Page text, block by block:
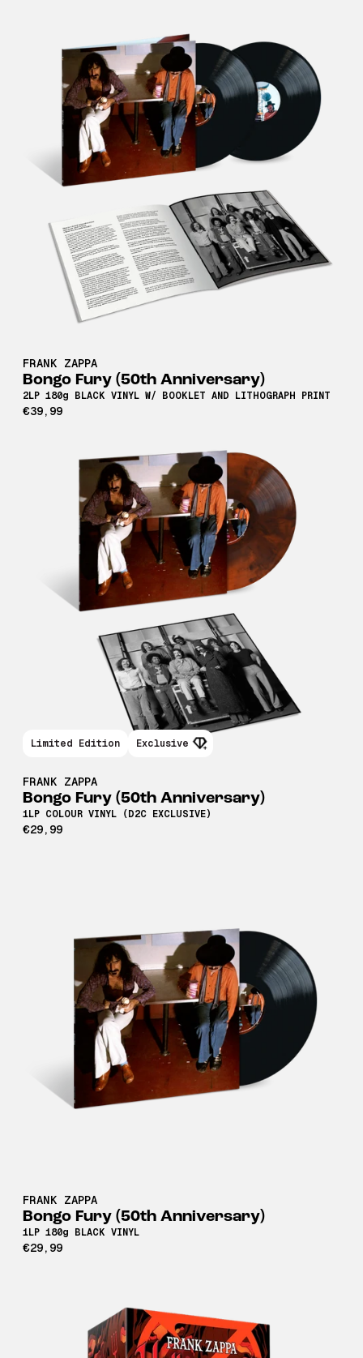
FRANK ZAPPA
Bongo Fury (50th Anniversary)
2LP 180g BLACK VINYL W/ BOOKLET AND LITHOGRAPH PRINT
€39,99
Limited Edition Exclusive
FRANK ZAPPA
Bongo Fury (50th Anniversary)
1LP COLOUR VINYL (D2C EXCLUSIVE)
€29,99
FRANK ZAPPA
Bongo Fury (50th Anniversary)
1LP 180g BLACK VINYL
€29,99